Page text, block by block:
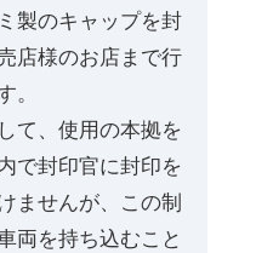
製のキャップを封
店様のお店まで行
て、使用の本拠を
で封印官に封印を
ませんが、この制
両を持ち込むこと